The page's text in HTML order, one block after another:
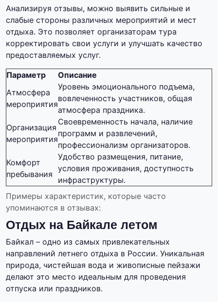
Анализируя отзывы, можно выявить сильные и
слабые стороны различных мероприятий и мест
отдыха. Это позволяет организаторам тура
корректировать свои услуги и улучшать качество
предоставляемых услуг.
Примеры характеристик, которые часто
упоминаются в отзывах:
Параметр
Описание
Атмосфера
мероприятия
Уровень эмоционального подъема,
вовлеченность участников, общая
атмосфера праздника.
Организация
мероприятия
Своевременность начала, наличие
программ и развлечений,
профессионализм организаторов.
Комфорт
пребывания
Удобство размещения, питание,
условия проживания, доступность
инфраструктуры.
Отдых на Байкале летом
Байкал – одно из самых привлекательных
направлений летнего отдыха в России. Уникальная
природа, чистейшая вода и живописные пейзажи
делают это место идеальным для проведения
отпуска или праздников.